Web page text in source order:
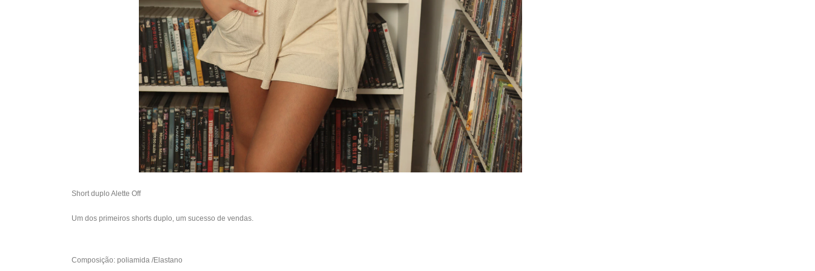
Short duplo Alette Off
Um dos primeiros shorts duplo, um sucesso de vendas.
Composição: poliamida /Elastano